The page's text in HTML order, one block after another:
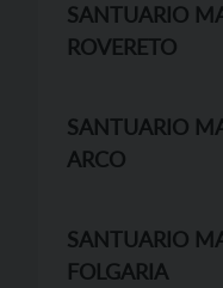
SANTUARIO
ROVERETO
SANTUARIO
ARCO
SANTUARIO
FOLGARIA